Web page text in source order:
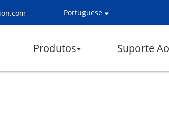
Portuguese
Produtos Suporte